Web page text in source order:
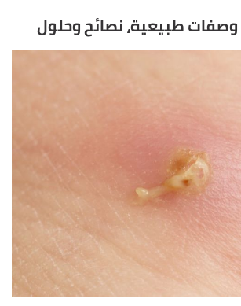
وصفات طبيعية، نصائح وحلول